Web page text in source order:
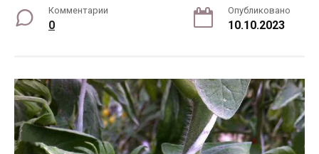
Комментарии
0
Опубликовано
10.10.2023